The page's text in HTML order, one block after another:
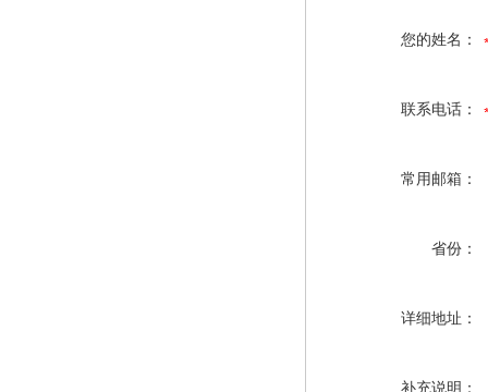
您的姓名：
联系电话：
常用邮箱：
省份：
详细地址：
补充说明：